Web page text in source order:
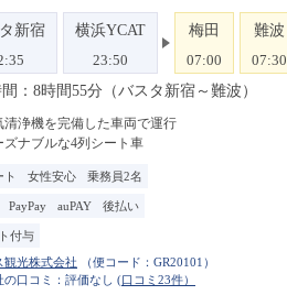
（便コード： GR20101 ）
の口コミ：評価なし (口コミ23件）
新宿
横浜YCAT
23:50
梅田
07:00
難波
07:30
：8時間55分（バスタ新宿～難波）
ト 女性安心 乗務員2名
清浄機を完備した車両で運行
ズナブルな4列シート車
PayPay auPAY 後払い
付与